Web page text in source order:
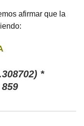
afirmar que la
*